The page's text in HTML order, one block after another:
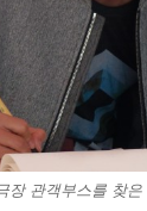
장 관객부스를 찾